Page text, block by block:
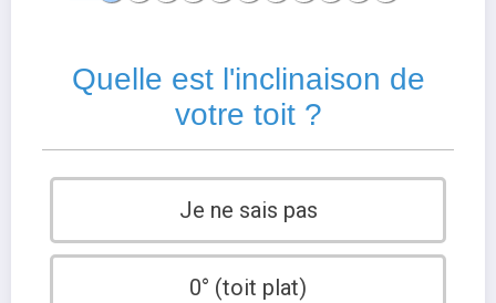
Quelle est l'inclinaison de
votre toit ?
Je ne sais pas
0° (toit plat)